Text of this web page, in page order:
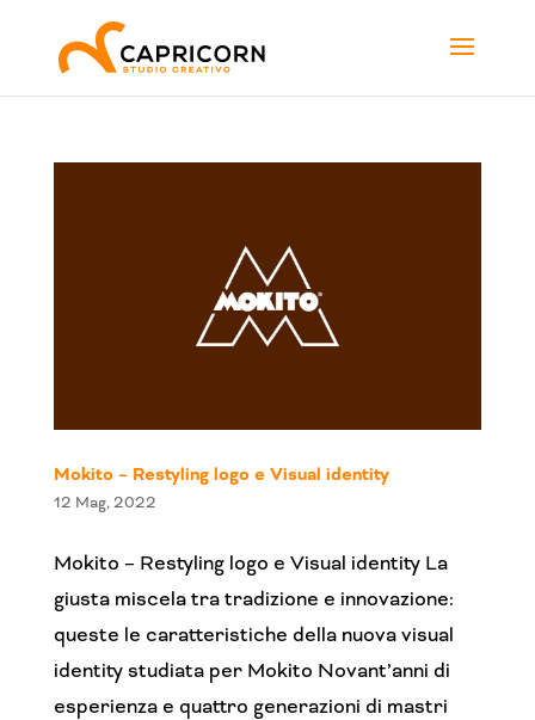
Mokito – Restyling logo e Visual identity
12 Mag, 2022
Mokito – Restyling logo e Visual identity La
giusta miscela tra tradizione e innovazione:
queste le caratteristiche della nuova visual
identity studiata per Mokito Novant’anni di
esperienza e quattro generazioni di mastri